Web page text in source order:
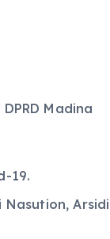
Madina
19.